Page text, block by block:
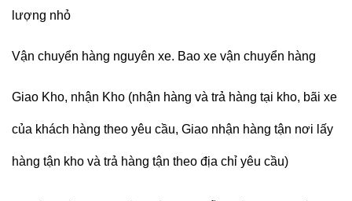
lượng nhỏ
Vận chuyển hàng nguyên xe. Bao xe vận chuyển hàng
Giao Kho, nhận Kho (nhận hàng và trả hàng tại kho, bãi xe
của khách hàng theo yêu cầu, Giao nhận hàng tận nơi lấy
hàng tận kho và trả hàng tận theo địa chỉ yêu cầu)